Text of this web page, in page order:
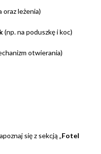
oraz leżenia)
(np. na poduszkę i koc)
otwierania)
się z sekcją „Fotel